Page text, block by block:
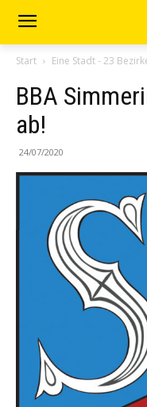
Start Eine Stadt - 23
BBA
ab!
24/07/2020